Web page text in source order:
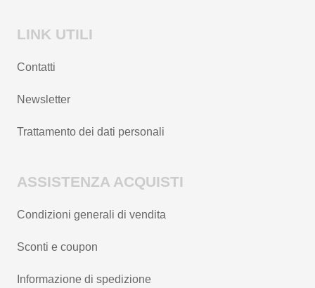
LINK UTILI
Contatti
Newsletter
Trattamento dei dati personali
ASSISTENZA ACQUISTI
Condizioni generali di vendita
Sconti e coupon
Informazione di spedizione